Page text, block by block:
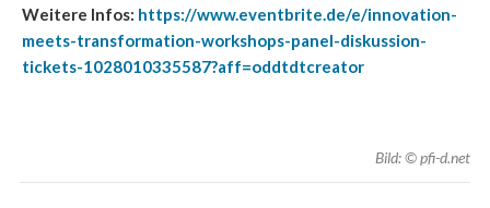
Weitere Infos: https://www.eventbrite.de/e/innovation-
meets-transformation-workshops-panel-diskussion-
tickets-1028010335587?aff=oddtdtcreator
Bild: © pfi-d.net